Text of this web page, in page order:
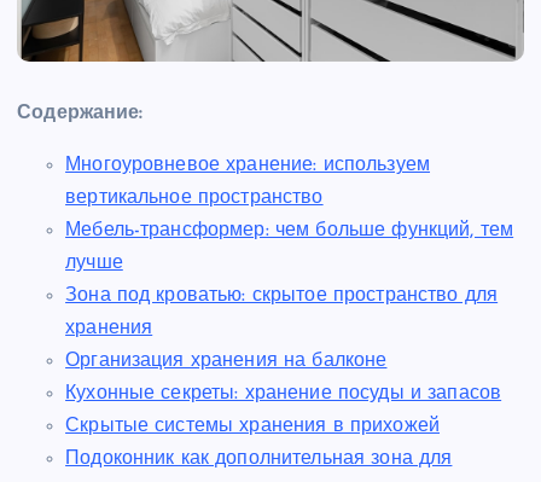
Содержание:
Многоуровневое хранение: используем
вертикальное пространство
Мебель-трансформер: чем больше функций, тем
лучше
Зона под кроватью: скрытое пространство для
хранения
Организация хранения на балконе
Кухонные секреты: хранение посуды и запасов
Скрытые системы хранения в прихожей
Подоконник как дополнительная зона для